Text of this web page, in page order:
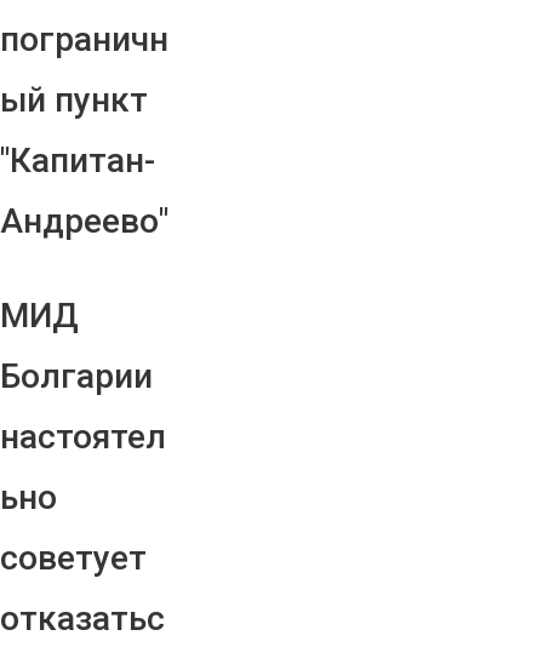
пограничн
ый пункт
"Капитан-
Андреево"
МИД
Болгарии
настоятел
ьно
советует
отказатьс